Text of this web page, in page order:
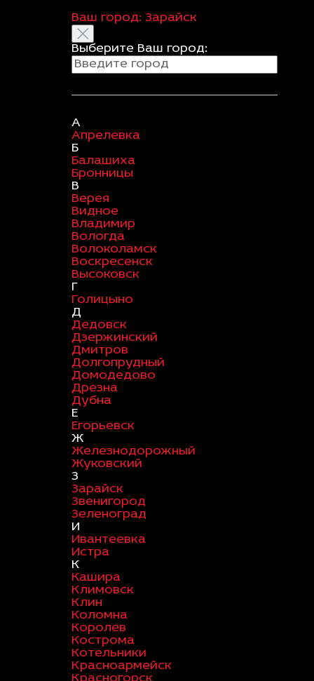
Ваш город: Зарайск
Выберите Ваш город:
А
Апрелевка
Б
Балашиха
Бронницы
В
Верея
Видное
Владимир
Вологда
Волоколамск
Воскресенск
Высоковск
Г
Голицыно
Д
Дедовск
Дзержинский
Дмитров
Долгопрудный
Домодедово
Дрезна
Дубна
Е
Егорьевск
Ж
Железнодорожный
Жуковский
З
Зарайск
Звенигород
Зеленоград
И
Ивантеевка
Истра
К
Кашира
Климовск
Клин
Коломна
Королев
Кострома
Котельники
Красноармейск